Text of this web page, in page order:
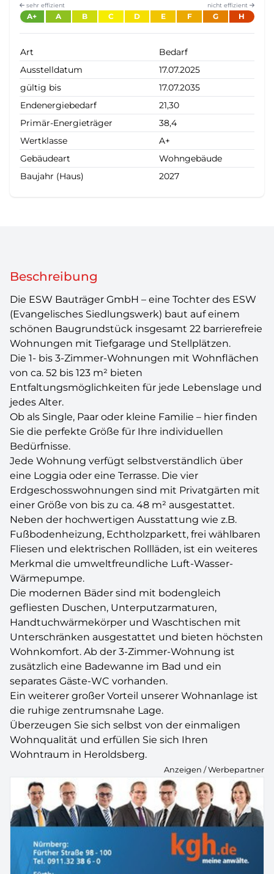
sehr effizient nicht effizient
A+ A B C D E F G H
Art
Bedarf
Ausstelldatum
17.07.2025
gültig bis
17.07.2035
Endenergiebedarf
21,30
Primär-Energieträger
38,4
Wertklasse
A+
Gebäudeart
Wohngebäude
Baujahr (Haus)
2027
Beschreibung
Die ESW Bauträger GmbH – eine Tochter des ESW
(Evangelisches Siedlungswerk) baut auf einem
schönen Baugrundstück insgesamt 22 barrierefreie
Wohnungen mit Tiefgarage und Stellplätzen.
Die 1- bis 3-Zimmer-Wohnungen mit Wohnflächen
von ca. 52 bis 123 m² bieten
Entfaltungsmöglichkeiten für jede Lebenslage und
jedes Alter.
Ob als Single, Paar oder kleine Familie – hier finden
Sie die perfekte Größe für Ihre individuellen
Bedürfnisse.
Jede Wohnung verfügt selbstverständlich über
eine Loggia oder eine Terrasse. Die vier
Erdgeschosswohnungen sind mit Privatgärten mit
einer Größe von bis zu ca. 48 m² ausgestattet.
Neben der hochwertigen Ausstattung wie z.B.
Fußbodenheizung, Echtholzparkett, frei wählbaren
Fliesen und elektrischen Rollläden, ist ein weiteres
Merkmal die umweltfreundliche Luft-Wasser-
Wärmepumpe.
Die modernen Bäder sind mit bodengleich
gefliesten Duschen, Unterputzarmaturen,
Handtuchwärmekörper und Waschtischen mit
Unterschränken ausgestattet und bieten höchsten
Wohnkomfort. Ab der 3-Zimmer-Wohnung ist
zusätzlich eine Badewanne im Bad und ein
separates Gäste-WC vorhanden.
Ein weiterer großer Vorteil unserer Wohnanlage ist
die ruhige zentrumsnahe Lage.
Überzeugen Sie sich selbst von der einmaligen
Wohnqualität und erfüllen Sie sich Ihren
Wohntraum in Heroldsberg.
Anzeigen / Werbepartner